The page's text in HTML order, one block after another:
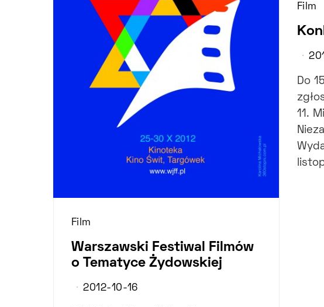
Film
Warszawski Festiwal Filmów
o Tematyce Żydowskiej
2012-10-16
Film
Do
11.